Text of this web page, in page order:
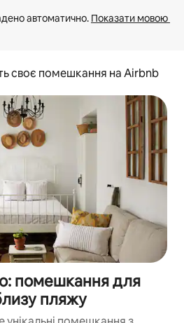
автоматично. Показати мовою
своє помешкання на Airbnb
помешкання для
пляжу